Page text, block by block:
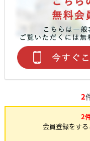
2
2
会員登録をす